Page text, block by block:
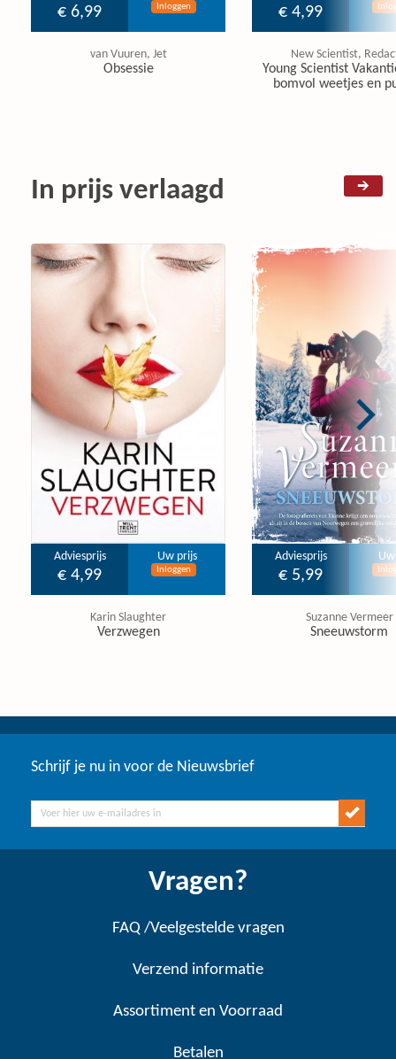
€ 6,99 Inloggen
van Vuuren, Jet
Obsessie
€ 4,99
New Scientist,
Young Scientist
bomvol weetjes en
In prijs verlaagd
Adviesprijs
€ 4,99
Uw prijs
Inloggen
Karin Slaughter
Verzwegen
Adviesprijs
€ 5,99
Suzanne Vermeer
Sneeuwstorm
Schrijf je nu in voor de Nieuwsbrief
Vragen?
FAQ /Veelgestelde vragen
Verzend informatie
Assortiment en Voorraad
Betalen